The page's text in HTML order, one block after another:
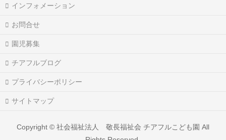
インフォメーション
お問合せ
園児募集
チアフルブログ
プライバシーポリシー
サイトマップ
Copyright © 社会福祉法人 敬長福祉会 チアフルこども園 All